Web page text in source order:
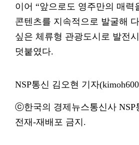
이어 “앞으로도 영주만의 매력
콘텐츠를 지속적으로 발굴해
싶은 체류형 관광도시로 발전
덧붙였다.
NSP통신 김오현 기자
ⓒ한국의 경제뉴스통신사 NSP
전재-재배포 금지.